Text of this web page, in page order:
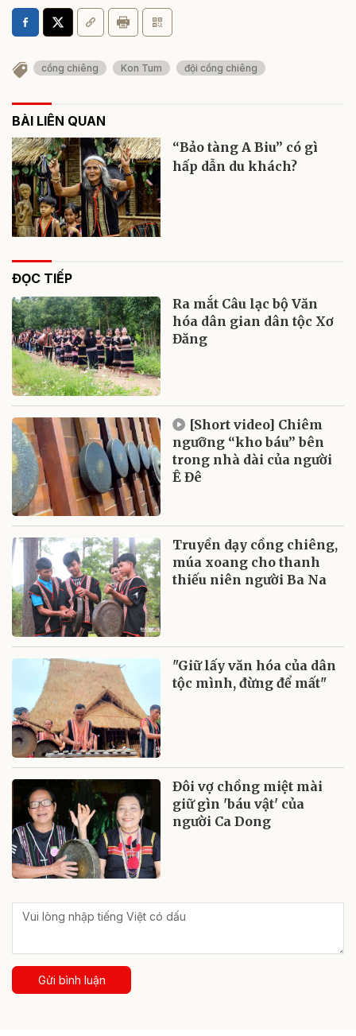
cồng chiêng Kon Tum đội cồng chiêng
BÀI LIÊN QUAN
“Bảo tàng A Biu” có gì
hấp dẫn du khách?
ĐỌC TIẾP
Ra mắt Câu lạc bộ Văn
hóa dân gian dân tộc Xơ
Đăng
[Short video] Chiêm
ngưỡng “kho báu” bên
trong nhà dài của người
Ê Đê
Truyền dạy cồng chiêng,
múa xoang cho thanh
thiếu niên người Ba Na
"Giữ lấy văn hóa của dân
tộc mình, đừng để mất"
Đôi vợ chồng miệt mài
giữ gìn 'báu vật' của
người Ca Dong
Gửi bình luận